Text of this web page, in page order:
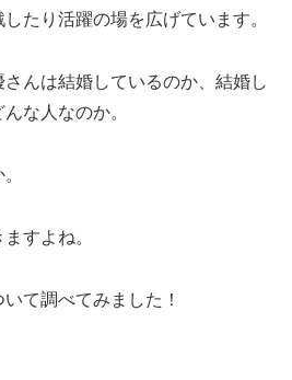
たり活躍の場を広げています。
んは結婚しているのか、結婚し
な人なのか。
すよね。
て調べてみました！